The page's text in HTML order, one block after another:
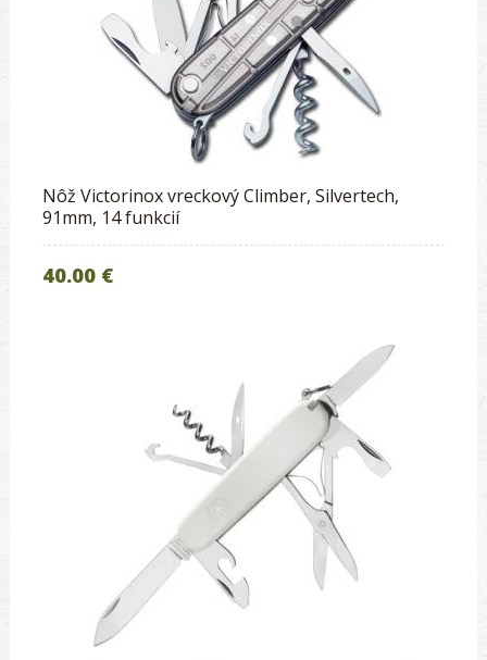
Nôž Victorinox vreckový Climber, Silvertech,
91mm, 14 funkcií
40.00 €